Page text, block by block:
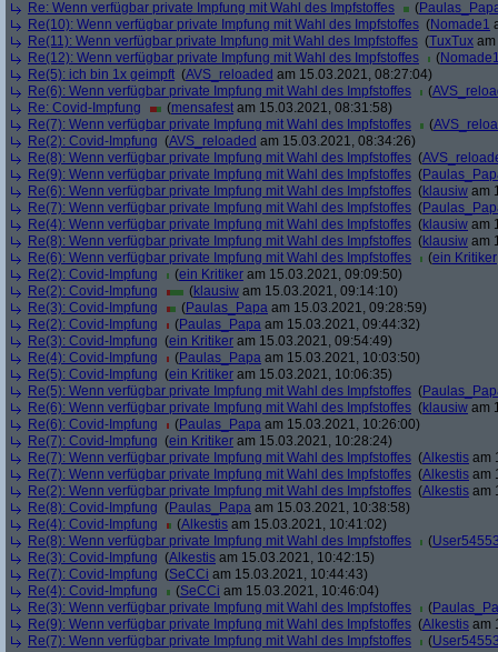
Re: Wenn verfügbar private Impfung mit Wahl des Impfstoffes
(
Re(10): Wenn verfügbar private Impfung mit Wahl des Impfstoffes (Nomade1
Re(11): Wenn verfügbar private Impfung mit Wahl des Impfstoffes (TuxTux
Re(12): Wenn verfügbar private Impfung mit Wahl des Impfstoffes
(
Re(5): ich bin 1x geimpft (AVS_reloaded am 15.03.2021, 08:27:04)
Re(6): Wenn verfügbar private Impfung mit Wahl des Impfstoffes
(
Re: Covid-Impfung
(mensafest am 15.03.2021, 08:31:58)
Re(7): Wenn verfügbar private Impfung mit Wahl des Impfstoffes
(
Re(2): Covid-Impfung (AVS_reloaded am 15.03.2021, 08:34:26)
Re(8): Wenn verfügbar private Impfung mit Wahl des Impfstoffes (
Re(9): Wenn verfügbar private Impfung mit Wahl des Impfstoffes (
Re(6): Wenn verfügbar private Impfung mit Wahl des Impfstoffes (klausiw am
Re(7): Wenn verfügbar private Impfung mit Wahl des Impfstoffes (
Re(4): Wenn verfügbar private Impfung mit Wahl des Impfstoffes (klausiw am
Re(8): Wenn verfügbar private Impfung mit Wahl des Impfstoffes (klausiw am
Re(6): Wenn verfügbar private Impfung mit Wahl des Impfstoffes
(ein Kritiker
Re(2): Covid-Impfung
(ein Kritiker am 15.03.2021, 09:09:50)
Re(2): Covid-Impfung
(klausiw am 15.03.2021, 09:14:10)
Re(3): Covid-Impfung
(Paulas_Papa am 15.03.2021, 09:28:59)
Re(2): Covid-Impfung
(Paulas_Papa am 15.03.2021, 09:44:32)
Re(3): Covid-Impfung (ein Kritiker am 15.03.2021, 09:54:49)
Re(4): Covid-Impfung
(Paulas_Papa am 15.03.2021, 10:03:50)
Re(5): Covid-Impfung (ein Kritiker am 15.03.2021, 10:06:35)
Re(5): Wenn verfügbar private Impfung mit Wahl des Impfstoffes (
Re(6): Wenn verfügbar private Impfung mit Wahl des Impfstoffes (klausiw am
Re(6): Covid-Impfung
(Paulas_Papa am 15.03.2021, 10:26:00)
Re(7): Covid-Impfung (ein Kritiker am 15.03.2021, 10:28:24)
Re(7): Wenn verfügbar private Impfung mit Wahl des Impfstoffes (Alkestis am
Re(7): Wenn verfügbar private Impfung mit Wahl des Impfstoffes (Alkestis am
Re(2): Wenn verfügbar private Impfung mit Wahl des Impfstoffes (Alkestis am
Re(8): Covid-Impfung (Paulas_Papa am 15.03.2021, 10:38:58)
Re(4): Covid-Impfung
(Alkestis am 15.03.2021, 10:41:02)
Re(8): Wenn verfügbar private Impfung mit Wahl des Impfstoffes
(
Re(3): Covid-Impfung (Alkestis am 15.03.2021, 10:42:15)
Re(7): Covid-Impfung (SeCCi am 15.03.2021, 10:44:43)
Re(4): Covid-Impfung
(SeCCi am 15.03.2021, 10:46:04)
Re(3): Wenn verfügbar private Impfung mit Wahl des Impfstoffes
(
Re(9): Wenn verfügbar private Impfung mit Wahl des Impfstoffes (Alkestis am
Re(7): Wenn verfügbar private Impfung mit Wahl des Impfstoffes
(